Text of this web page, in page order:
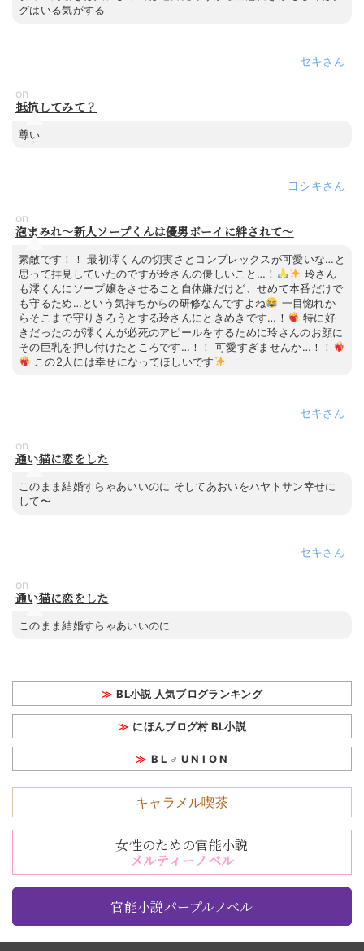
グはいる気がする
セキ
on
抵抗してみて？
尊い
ヨシキ
on
泡まみれ～新人ソープくんは優男ボーイに絆されて～
素敵です！！ 最初澪くんの切実さとコンプレックスが可愛いな…と
思って拝見していたのですが玲さんの優しいこと…！
玲さん
も澪くんにソープ嬢をさせること自体嫌だけど、せめて本番だけで
も守るため…という気持ちからの研修なんですよね
一目惚れか
らそこまで守りきろうとする玲さんにときめきです…！
特に好
きだったのが澪くんが必死のアピールをするために玲さんのお顔に
その巨乳を押し付けたところです…！！ 可愛すぎませんか…！！
この2人には幸せになってほしいです
セキ
on
通い猫に恋をした
このまま結婚すらゃあいいのに そしてあおいをハヤトサン幸せに
して〜
セキ
on
通い猫に恋をした
このまま結婚すらゃあいいのに
BL小説 人気ブログランキング
にほんブログ村 BL小説
B L ♂ U N I O N
キャラメル喫茶
女性のための官能小説
メルティーノベル
官能小説パープルノベル